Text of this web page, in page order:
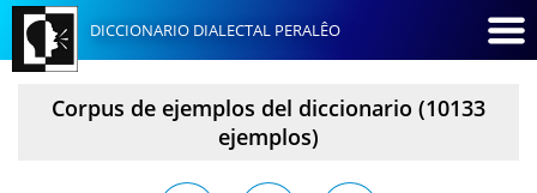
DICCIONARIO DIALECTAL PERALÊO
Corpus de ejemplos del diccionario (10133
ejemplos)